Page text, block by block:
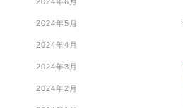
2024年5月
2024年4月
2024年3月
2024年2月